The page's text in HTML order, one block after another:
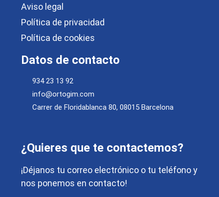
Aviso legal
Política de privacidad
Política de cookies
Datos de contacto
934 23 13 92
info@ortogim.com
Carrer de Floridablanca 80, 08015 Barcelona
¿Quieres que te contactemos?
¡Déjanos tu correo electrónico o tu teléfono y
nos ponemos en contacto!